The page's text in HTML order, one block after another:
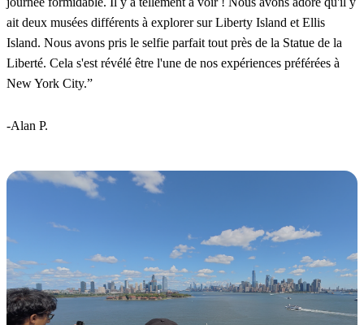
ait deux musées différents à explorer sur Liberty Island et Ellis
Island. Nous avons pris le selfie parfait tout près de la Statue de la
Liberté. Cela s'est révélé être l'une de nos expériences préférées à
New York City.”
-Alan P.